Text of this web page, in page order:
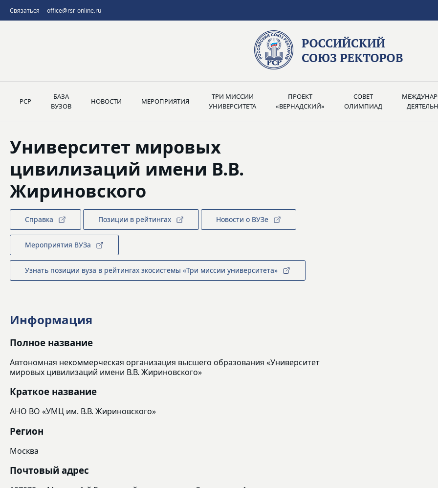
Связаться office@rsr-online.ru
РСР
БАЗА
ВУЗОВ
НОВОСТИ МЕРОПРИЯТИЯ
ТРИ МИССИИ
УНИВЕРСИТЕТА
ПРОЕКТ
«ВЕРНАДСКИЙ»
СОВЕТ
ОЛИМПИАД
Университет мировых
цивилизаций имени В.В.
Жириновского
Справка Позиции в рейтингах Новости о ВУЗе
Мероприятия ВУЗа
Узнать позиции вуза в рейтингах экосистемы «Три миссии университета»
Информация
Полное название
Автономная некоммерческая организация высшего образования «Университет
мировых цивилизаций имени В.В. Жириновского»
Краткое название
АНО ВО «УМЦ им. В.В. Жириновского»
Регион
Москва
Почтовый адрес